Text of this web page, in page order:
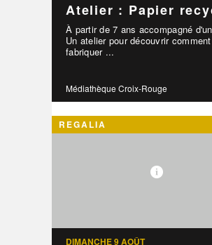
Atelier : Papier
À partir de 7 ans accompagné
Un atelier pour découvrir comment
fabriquer ...
Médiathèque Croix-Rouge
REGALIA
DIMANCHE 9 AOÛT